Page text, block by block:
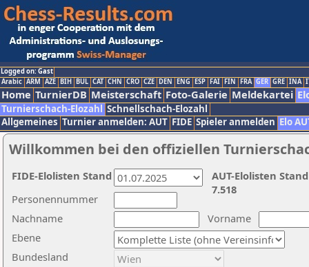
Logged on: Gast
Arabic ARM AZE BIH BUL CAT CHN CRO CZE DEN ENG ESP FAI FIN FRA GER GRE INA
Home TurnierDB Meisterschaft Foto-Galerie Meldekartei
Turnierschach-Elozahl Schnellschach-Elozahl
Allgemeines Turnier anmelden: AUT FIDE Spieler anmelden Elo
Willkommen bei den offiziellen
Nachname
Vorname
Ebene
Personennummer
Bundesland
AUT-Elolisten
7.518
FIDE-Elolisten Stand